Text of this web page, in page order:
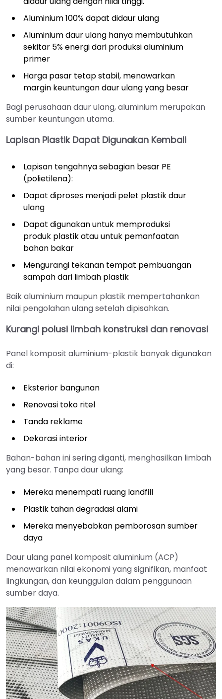
Aluminium 100% dapat didaur ulang
Aluminium daur ulang hanya membutuhkan
sekitar 5% energi dari produksi aluminium
primer
Harga pasar tetap stabil, menawarkan
margin keuntungan daur ulang yang besar
Bagi perusahaan daur ulang, aluminium merupakan
sumber keuntungan utama.
Lapisan Plastik Dapat Digunakan Kembali
Lapisan tengahnya sebagian besar PE
(polietilena):
Dapat diproses menjadi pelet plastik daur
ulang
Dapat digunakan untuk memproduksi
produk plastik atau untuk pemanfaatan
bahan bakar
Mengurangi tekanan tempat pembuangan
sampah dari limbah plastik
Baik aluminium maupun plastik mempertahankan
nilai pengolahan ulang setelah dipisahkan.
Kurangi polusi limbah konstruksi dan renovasi
Panel komposit aluminium-plastik banyak digunakan
di:
Eksterior bangunan
Renovasi toko ritel
Tanda reklame
Dekorasi interior
Bahan-bahan ini sering diganti, menghasilkan limbah
yang besar. Tanpa daur ulang:
Mereka menempati ruang landfill
Plastik tahan degradasi alami
Mereka menyebabkan pemborosan sumber
daya
Daur ulang panel komposit aluminium (ACP)
menawarkan nilai ekonomi yang signifikan, manfaat
lingkungan, dan keunggulan dalam penggunaan
sumber daya.